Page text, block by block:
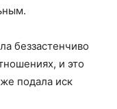
беззастенчиво
и это
подала иск